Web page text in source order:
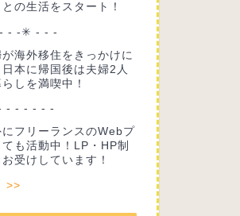
の生活をスタート！
- -✳︎ - - -
海外移住をきっかけに
本に帰国後は夫婦2人
しを満喫中！
- - - - - -
フリーランスのWebプ
も活動中！LP・HP制
受けしています！
>>